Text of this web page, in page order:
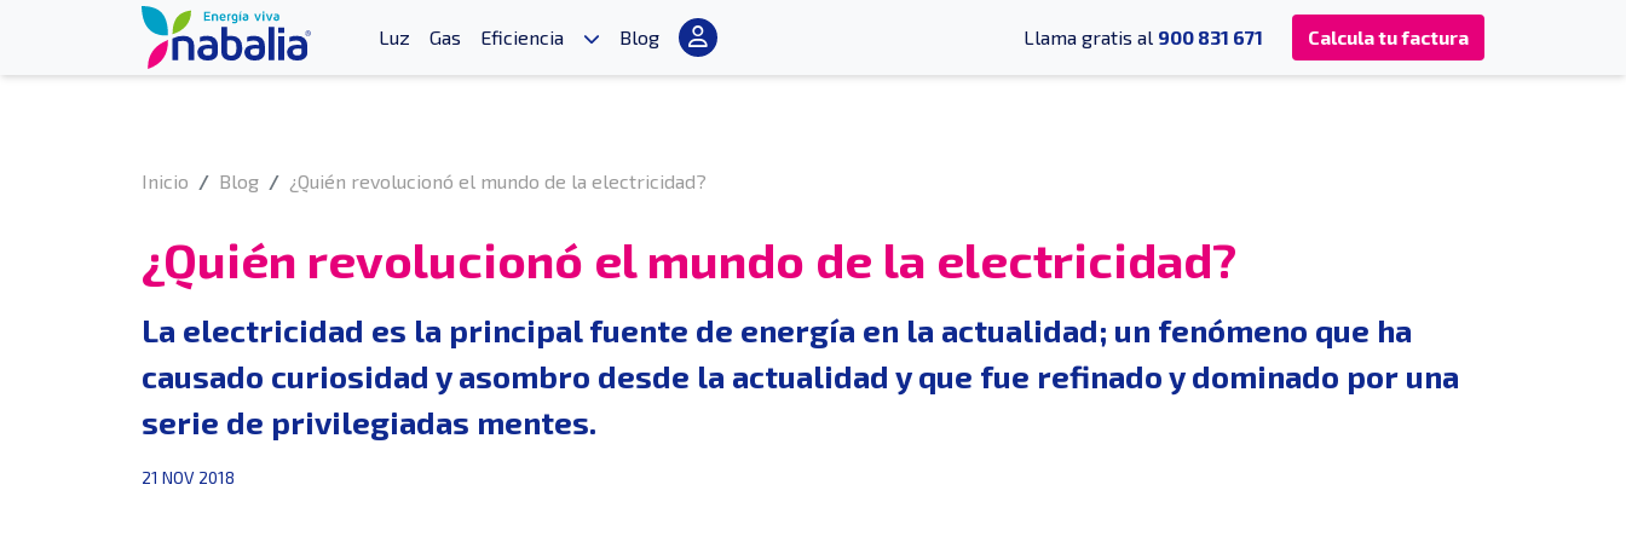
Luz Gas Eficiencia Blog Llama gratis al 900 831 671 Calcula tu factura
Inicio Blog ¿Quién revolucionó el mundo de la electricidad?
¿Quién revolucionó el mundo de la electricidad?
La electricidad es la principal fuente de energía en la actualidad; un fenómeno que ha
causado curiosidad y asombro desde la actualidad y que fue refinado y dominado por una
serie de privilegiadas mentes.
21 NOV 2018